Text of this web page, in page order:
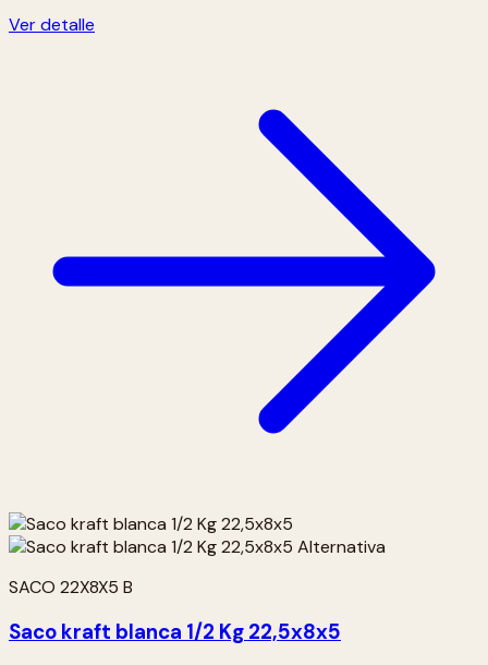
Ver detalle
SACO 22X8X5 B
Saco kraft blanca 1/2 Kg 22,5x8x5